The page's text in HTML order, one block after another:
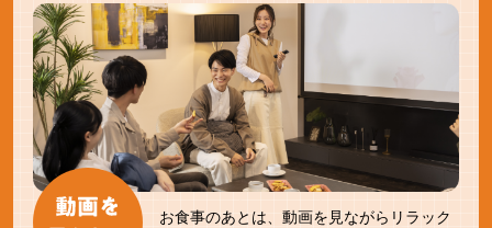
お食事のあとは、動画を見ながらリラック